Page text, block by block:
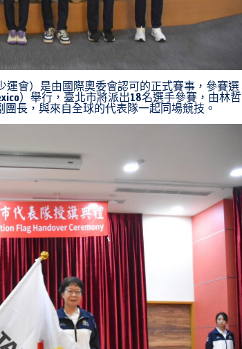
運會）是由國際奧委會認可的正式賽事，參賽選
）舉行，臺北市將派出18名選手參賽，由林哲
長，與來自全球的代表隊一起同場競技。